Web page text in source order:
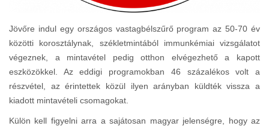
Jövőre indul egy országos vastagbélszűrő program az 50-70 év
közötti korosztálynak, székletmintából immunkémiai vizsgálatot
végeznek, a mintavétel pedig otthon elvégezhető a kapott
eszközökkel. Az eddigi programokban 46 százalékos volt a
részvétel, az érintettek közül ilyen arányban küldték vissza a
kiadott mintavételi csomagokat.
Külön kell figyelni arra a sajátosan magyar jelenségre, hogy az